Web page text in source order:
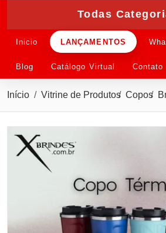
Todas
Inicio LANÇAMENTOS
Blog Catálogo Virtual Contato
Início Vitrine de Produtos Copos